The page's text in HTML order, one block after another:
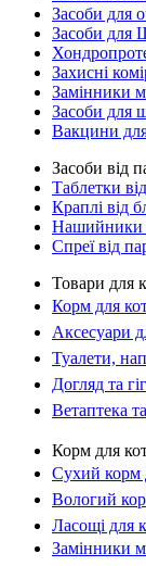
Засоби для
Засоби для
Захисні
Замінники
Засоби для
Вакцини
Засоби від
Таблетки
Краплі від
Нашийники
Спреї від
Товари для
Корм для
Аксесуари
Туалети,
Догляд та
Ветаптека
Корм для
Сухий корм
Вологий
Ласощі для
Замінники